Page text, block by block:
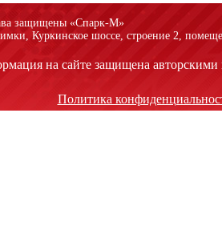
защищены «Спарк-M»
Куркинское шоссе, строение 2,
на сайте защищена
Политика